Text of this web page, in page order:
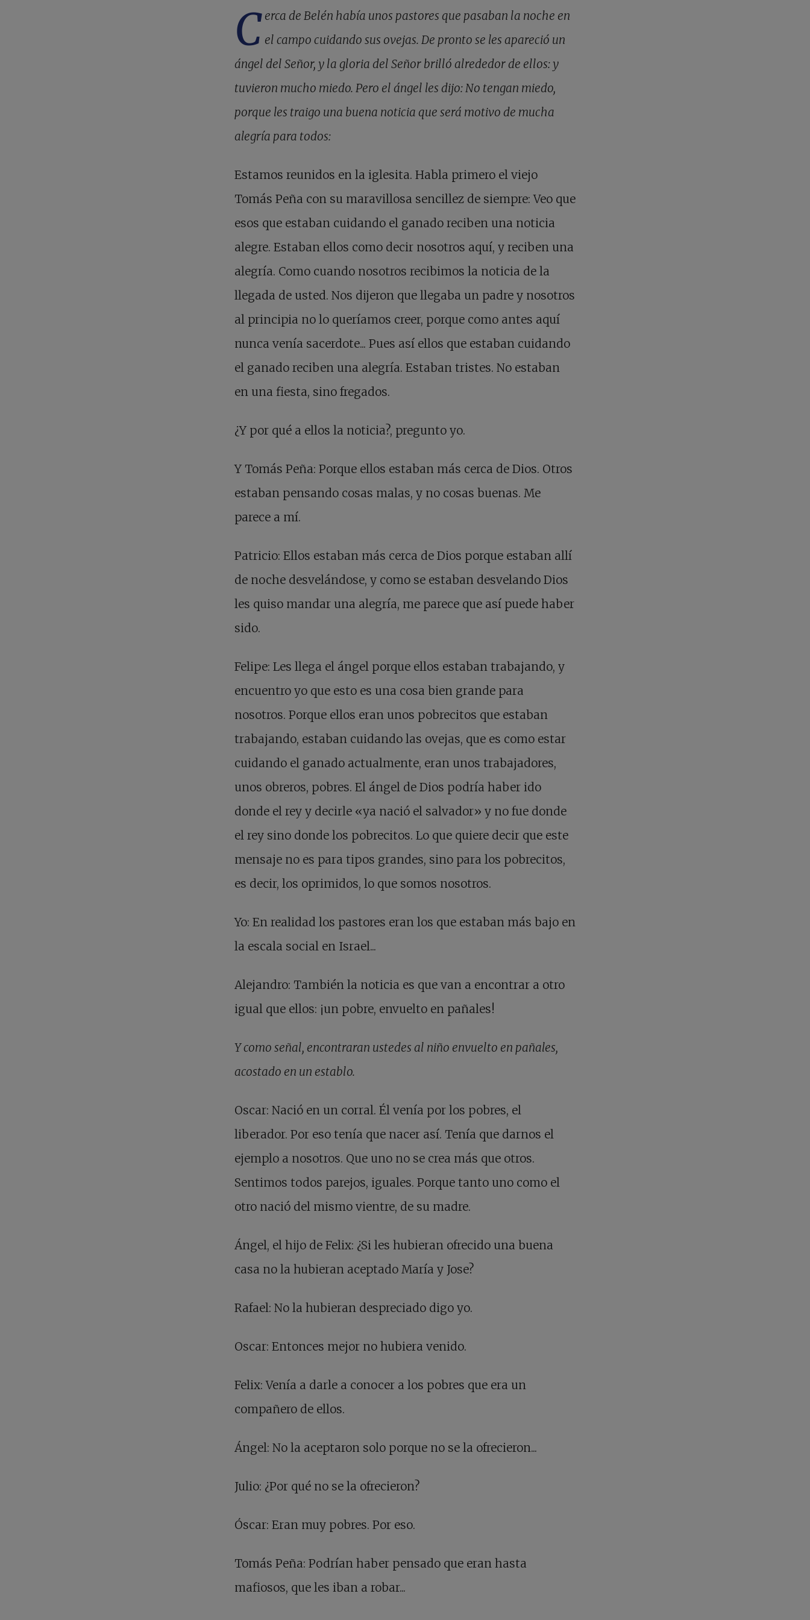
C erca de Belén había unos pastores que pasaban la noche en
el campo cuidando sus ovejas. De pronto se les apareció un
ángel del Señor, y la gloria del Señor brilló alrededor de ellos: y
tuvieron mucho miedo. Pero el ángel les dijo: No tengan miedo,
porque les traigo una buena noticia que será motivo de mucha
alegría para todos:
Estamos reunidos en la iglesita. Habla primero el viejo
Tomás Peña con su maravillosa sencillez de siempre: Veo que
esos que estaban cuidando el ganado reciben una noticia
alegre. Estaban ellos como decir nosotros aquí, y reciben una
alegría. Como cuando nosotros recibimos la noticia de la
llegada de usted. Nos dijeron que llegaba un padre y nosotros
al principia no lo queríamos creer, porque como antes aquí
nunca venía sacerdote... Pues así ellos que estaban cuidando
el ganado reciben una alegría. Estaban tristes. No estaban
en una fiesta, sino fregados.
¿Y por qué a ellos la noticia?, pregunto yo.
Y Tomás Peña: Porque ellos estaban más cerca de Dios. Otros
estaban pensando cosas malas, y no cosas buenas. Me
parece a mí.
Patricio: Ellos estaban más cerca de Dios porque estaban allí
de noche desvelándose, y como se estaban desvelando Dios
les quiso mandar una alegría, me parece que así puede haber
sido.
Felipe: Les llega el ángel porque ellos estaban trabajando, y
encuentro yo que esto es una cosa bien grande para
nosotros. Porque ellos eran unos pobrecitos que estaban
trabajando, estaban cuidando las ovejas, que es como estar
cuidando el ganado actualmente, eran unos trabajadores,
unos obreros, pobres. El ángel de Dios podría haber ido
donde el rey y decirle «ya nació el salvador» y no fue donde
el rey sino donde los pobrecitos. Lo que quiere decir que este
mensaje no es para tipos grandes, sino para los pobrecitos,
es decir, los oprimidos, lo que somos nosotros.
Yo: En realidad los pastores eran los que estaban más bajo en
la escala social en Israel...
Alejandro: También la noticia es que van a encontrar a otro
igual que ellos: ¡un pobre, envuelto en pañales!
Y como señal, encontraran ustedes al niño envuelto en pañales,
acostado en un establo.
Oscar: Nació en un corral. Él venía por los pobres, el
liberador. Por eso tenía que nacer así. Tenía que darnos el
ejemplo a nosotros. Que uno no se crea más que otros.
Sentimos todos parejos, iguales. Porque tanto uno como el
otro nació del mismo vientre, de su madre.
Ángel, el hijo de Felix: ¿Si les hubieran ofrecido una buena
casa no la hubieran aceptado María y Jose?
Rafael: No la hubieran despreciado digo yo.
Oscar: Entonces mejor no hubiera venido.
Felix: Venía a darle a conocer a los pobres que era un
compañero de ellos.
Ángel: No la aceptaron solo porque no se la ofrecieron...
Julio: ¿Por qué no se la ofrecieron?
Óscar: Eran muy pobres. Por eso.
Tomás Peña: Podrían haber pensado que eran hasta
mafiosos, que les iban a robar...